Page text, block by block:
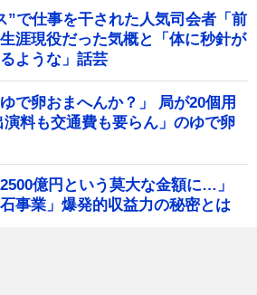
”で仕事を干された人気司会者「前
涯現役だった気概と「体に秒針が
ような」話芸
で卵おまへんか？」 局が20個用
料も交通費も要らん」のゆで卵
2500億円という莫大な金額に…」
事業」爆発的収益力の秘密とは